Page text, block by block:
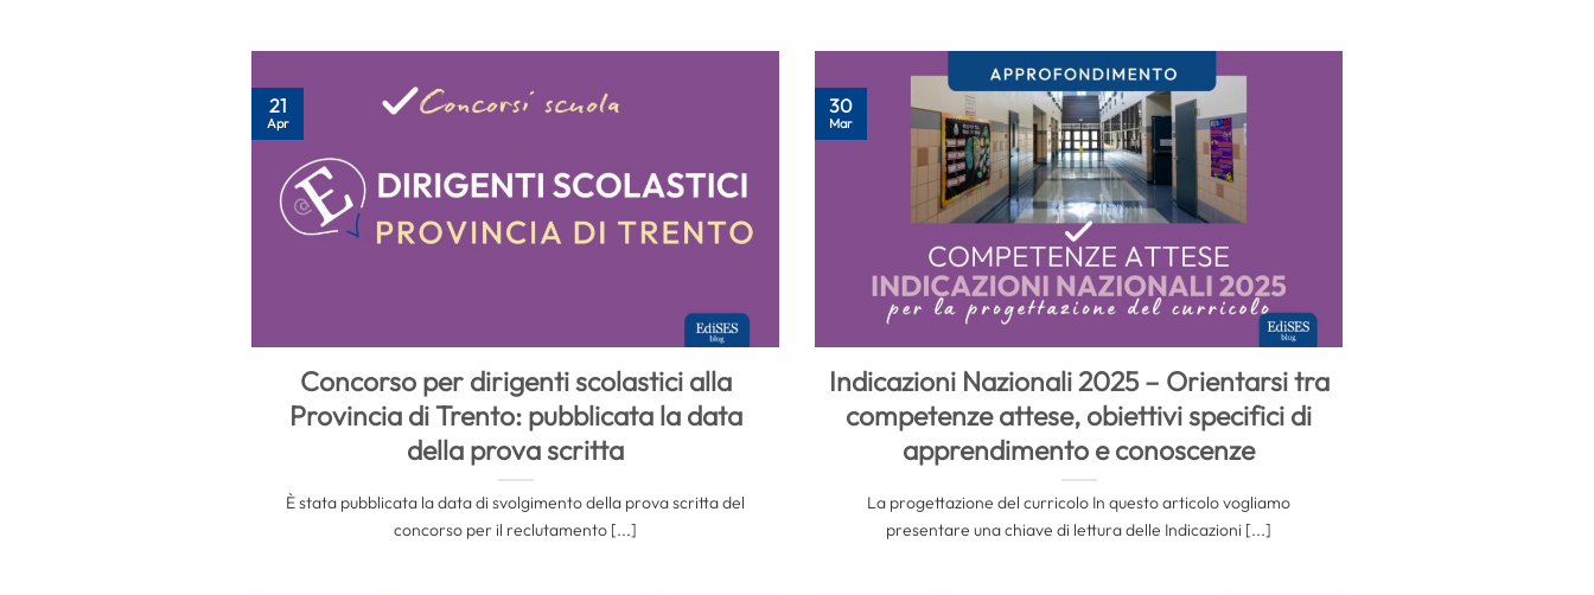
Concorso per dirigenti scolastici alla
Provincia di Trento: pubblicata la data
della prova scritta
È stata pubblicata la data di svolgimento della prova scritta del
concorso per il reclutamento [...]
21
Apr
Indicazioni Nazionali 2025 – Orientarsi tra
competenze attese, obiettivi specifici di
apprendimento e conoscenze
La progettazione del curricolo In questo articolo vogliamo
presentare una chiave di lettura delle Indicazioni [...]
30
Mar